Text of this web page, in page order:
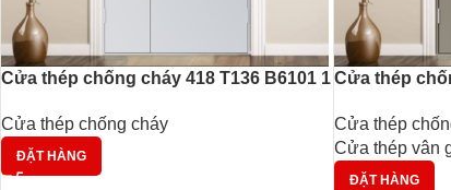
Cửa thép chống cháy 418 T136 B6101 1
Cửa thép chống cháy
ĐẶT HÀNG
Cửa thép
Cửa thép
Cửa thép vân
ĐẶT HÀNG